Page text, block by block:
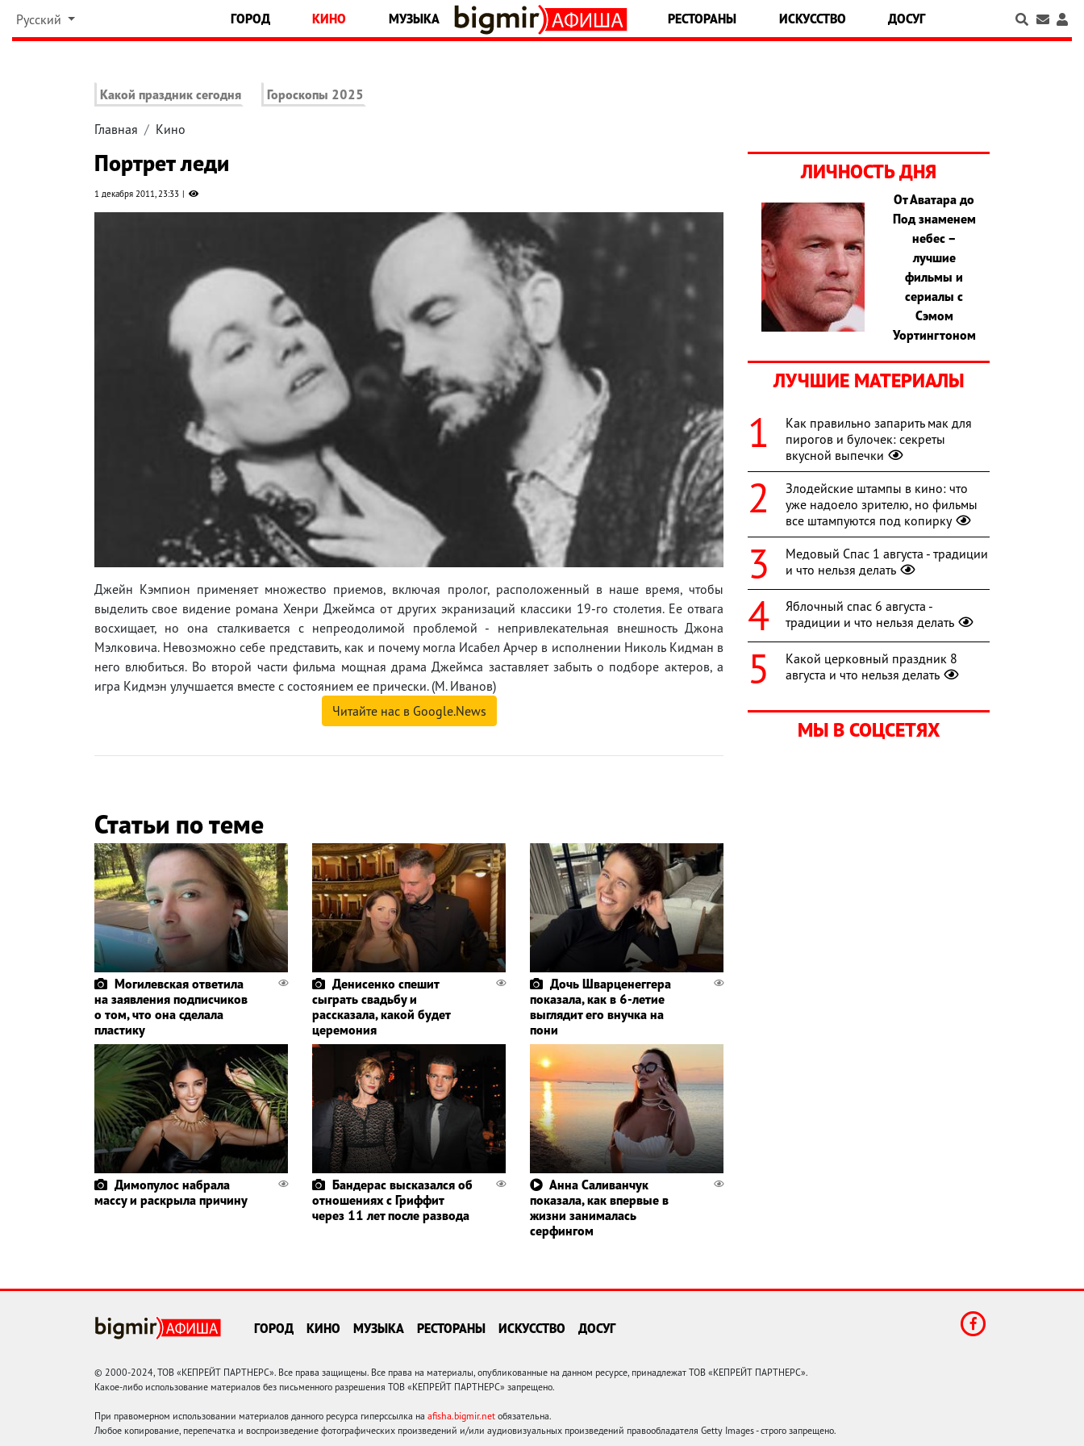
Русский ГОРОД КИНО МУЗЫКА РЕСТОРАНЫ ИСКУССТВО ДОСУГ
Какой праздник сегодня Гороскопы 2025
Главная Кино
Портрет леди
1 декабря 2011, 23:33
Джейн Кэмпион применяет множество приемов, включая пролог, расположенный в наше время, чтобы
выделить свое видение романа Хенри Джеймса от других экранизаций классики 19-го столетия. Ее отвага
восхищает, но она сталкивается с непреодолимой проблемой - непривлекательная внешность Джона
Мэлковича. Невозможно себе представить, как и почему могла Исабел Арчер в исполнении Николь Кидман в
него влюбиться. Во второй части фильма мощная драма Джеймса заставляет забыть о подборе актеров, а
игра Кидмэн улучшается вместе с состоянием ее прически. (М. Иванов)
Читайте нас в Google.News
Статьи по теме
Могилевская ответила
на заявления подписчиков
о том, что она сделала
пластику
Денисенко спешит
сыграть свадьбу и
рассказала, какой будет
церемония
Дочь Шварценеггера
показала, как в 6-летие
выглядит его внучка на
пони
Димопулос набрала
массу и раскрыла причину
Бандерас высказался об
отношениях с Гриффит
через 11 лет после развода
Анна Саливанчук
показала, как впервые в
жизни занималась
серфингом
ЛИЧНОСТЬ ДНЯ
От Аватара до
Под знаменем
небес –
лучшие
фильмы и
сериалы с
Сэмом
Уортингтоном
ЛУЧШИЕ МАТЕРИАЛЫ
Как правильно запарить мак для
пирогов и булочек: секреты
вкусной выпечки
Злодейские штампы в кино: что
уже надоело зрителю, но фильмы
все штампуются под копирку
Медовый Спас 1 августа - традиции
и что нельзя делать
Яблочный спас 6 августа -
традиции и что нельзя делать
Какой церковный праздник 8
августа и что нельзя делать
МЫ В СОЦСЕТЯХ
ГОРОД КИНО МУЗЫКА РЕСТОРАНЫ ИСКУССТВО ДОСУГ
© 2000-2024, ТОВ «КЕПРЕЙТ ПАРТНЕРС». Все права защищены. Все права на материалы, опубликованные на данном ресурсе, принадлежат ТОВ «КЕПРЕЙТ ПАРТНЕРС».
Какое-либо использование материалов без письменного разрешения ТОВ «КЕПРЕЙТ ПАРТНЕРС» запрещено.
При правомерном использовании материалов данного ресурса гиперссылка на afisha.bigmir.net обязательна.
Любое копирование, перепечатка и воспроизведение фотографических произведений и/или аудиовизуальных произведений правообладателя Getty Images - строго запрещено.